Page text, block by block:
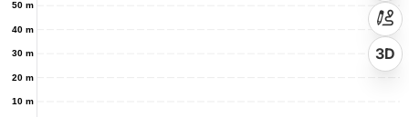
10 m
20 m
30 m
40 m
50 m
3D